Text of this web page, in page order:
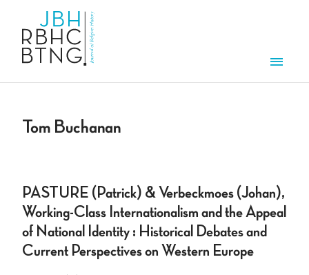
Tom Buchanan
PASTURE (Patrick) & Verbeckmoes (Johan),
Working-Class Internationalism and the Appeal
of National Identity : Historical Debates and
Current Perspectives on Western Europe